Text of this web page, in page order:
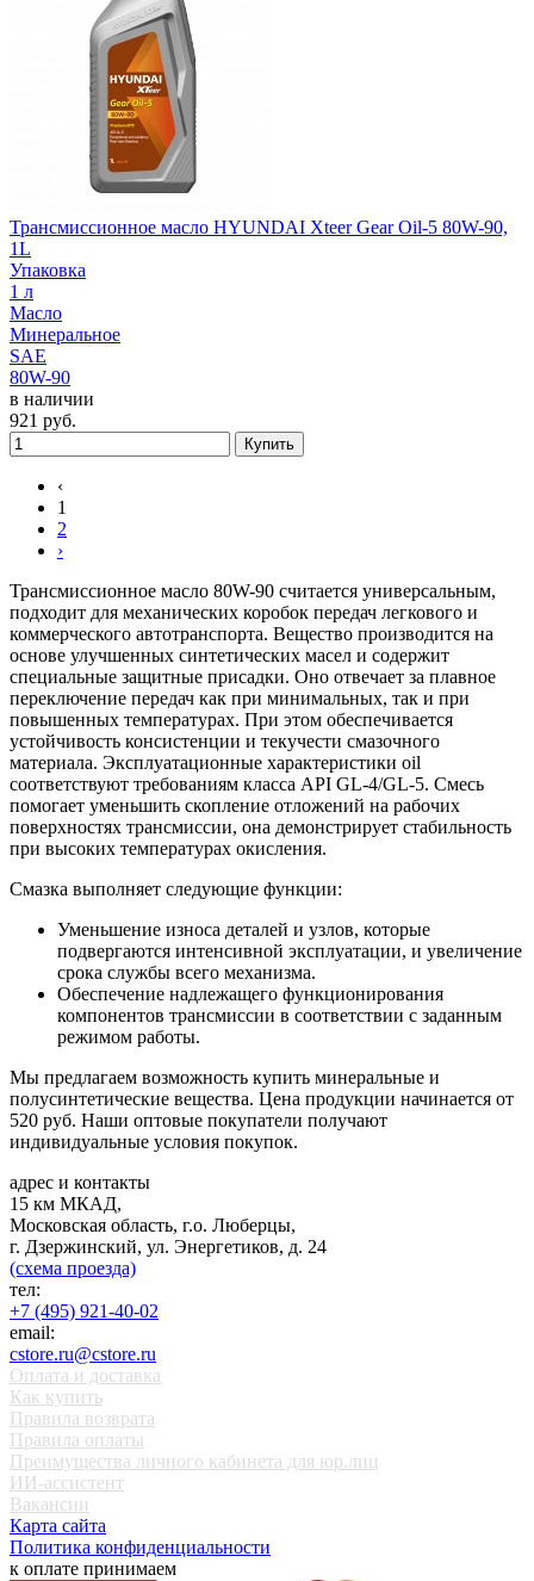
Трансмиссионное масло HYUNDAI Xteer Gear Oil-5 80W-90,
1L
Упаковка
1 л
Масло
Минеральное
SAE
80W-90
в наличии
921 руб.
Купить
‹
1
2
›
Трансмиссионное масло 80W-90 считается универсальным,
подходит для механических коробок передач легкового и
коммерческого автотранспорта. Вещество производится на
основе улучшенных синтетических масел и содержит
специальные защитные присадки. Оно отвечает за плавное
переключение передач как при минимальных, так и при
повышенных температурах. При этом обеспечивается
устойчивость консистенции и текучести смазочного
материала. Эксплуатационные характеристики oil
соответствуют требованиям класса API GL-4/GL-5. Смесь
помогает уменьшить скопление отложений на рабочих
поверхностях трансмиссии, она демонстрирует стабильность
при высоких температурах окисления.
Смазка выполняет следующие функции:
Уменьшение износа деталей и узлов, которые
подвергаются интенсивной эксплуатации, и увеличение
срока службы всего механизма.
Обеспечение надлежащего функционирования
компонентов трансмиссии в соответствии с заданным
режимом работы.
Мы предлагаем возможность купить минеральные и
полусинтетические вещества. Цена продукции начинается от
520 руб. Наши оптовые покупатели получают
индивидуальные условия покупок.
адрес и контакты
15 км МКАД,
Московская область, г.о. Люберцы,
г. Дзержинский, ул. Энергетиков, д. 24
(схема проезда)
тел:
+7 (495) 921-40-02
email:
cstore.ru@cstore.ru
Оплата и доставка
Как купить
Правила возврата
Правила оплаты
Преимущества личного кабинета для юр.лиц
ИИ-ассистент
Вакансии
Карта сайта
Политика конфиденциальности
к оплате принимаем